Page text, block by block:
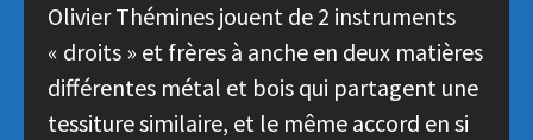
Olivier Thémines jouent de 2 instruments
« droits » et frères à anche en deux matières
différentes métal et bois qui partagent une
tessiture similaire, et le même accord en si